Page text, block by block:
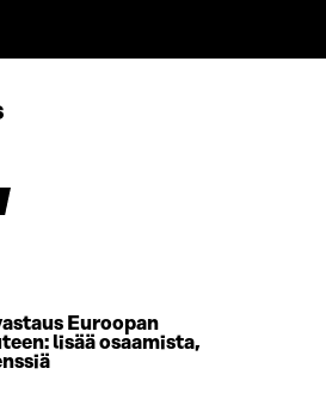
Euroopan
lisää osaamista,